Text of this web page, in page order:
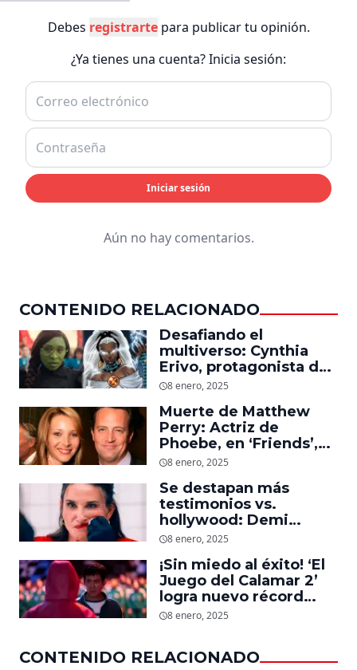
Debes registrartepara publicar tu opinión.
¿Ya tienes una cuenta? Inicia sesión:
Iniciar sesión
Aún no hay comentarios.
CONTENIDO RELACIONADO
Desafiando el
multiverso: Cynthia
Erivo, protagonista de
‘Wicked’, quiere ser
8 enero, 2025
Muerte de Matthew
Perry: Actriz de
Phoebe, en ‘Friends’,
descubre un emotivo
dejó
8 enero, 2025
Se destapan más
testimonios vs.
hollywood: Demi
Moore, protagonista de
daño que le hizo la
industria a su cuerpo
8 enero, 2025
¡Sin miedo al éxito! ‘El
Juego del Calamar 2’
logra nuevo récord
mundial en tan solo 11
8 enero, 2025
CONTENIDO RELACIONADO